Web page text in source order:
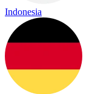
Indonesia